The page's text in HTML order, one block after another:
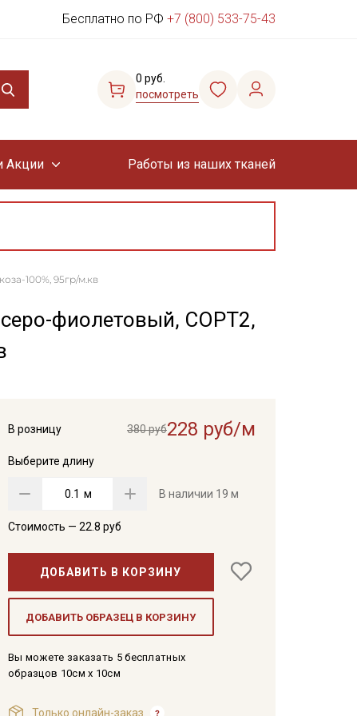
Бесплатно по РФ +7 (800) 533-75-43
0 руб.
посмотреть
Акции Работы из наших тканей
100%, 95гр/м.кв
фиолетовый, СОРТ2,
В розницу 380 руб228 руб/м
Выберите длину
м В наличии 19 м
Стоимость — 22.8 руб
ДОБАВИТЬ В КОРЗИНУ
ДОБАВИТЬ ОБРАЗЕЦ В КОРЗИНУ
Вы можете заказать 5 бесплатных
образцов 10см x 10см
Только онлайн-заказ